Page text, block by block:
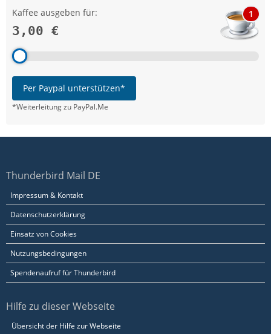
Kaffee ausgeben für:
3,00 €
1
Per Paypal unterstützen*
*Weiterleitung zu PayPal.Me
Thunderbird Mail DE
Impressum & Kontakt
Datenschutzerklärung
Einsatz von Cookies
Nutzungsbedingungen
Spendenaufruf für Thunderbird
Hilfe zu dieser Webseite
Übersicht der Hilfe zur Webseite